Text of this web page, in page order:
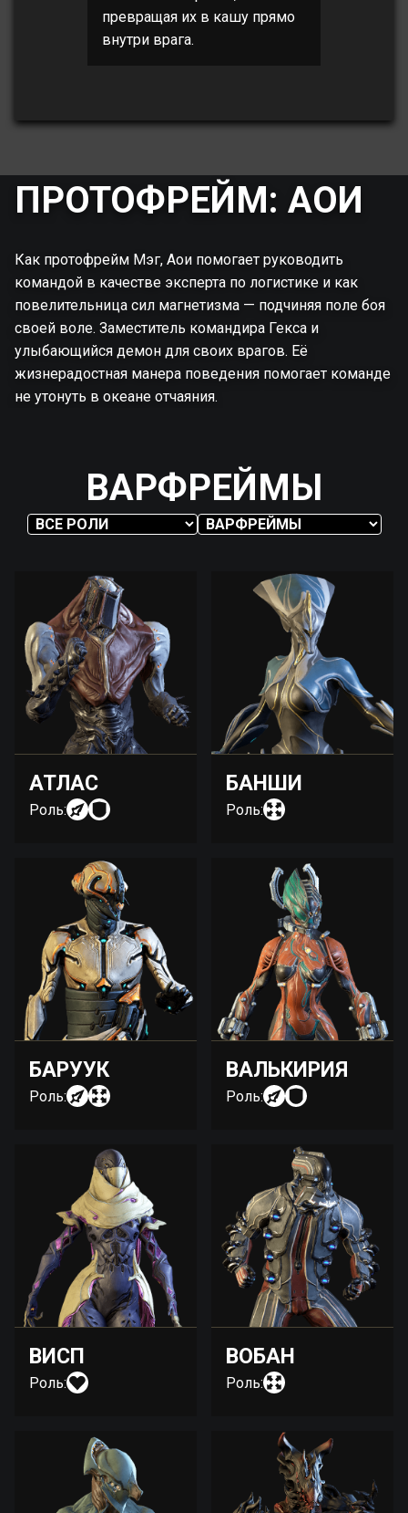
превращая их в кашу прямо
внутри врага.
ПРОТОФРЕЙМ: АОИ
Как протофрейм Мэг, Аои помогает руководить
командой в качестве эксперта по логистике и как
повелительница сил магнетизма — подчиняя поле боя
своей воле. Заместитель командира Гекса и
улыбающийся демон для своих врагов. Её
жизнерадостная манера поведения помогает команде
не утонуть в океане отчаяния.
ВАРФРЕЙМЫ
АТЛАС
Роль:
БАНШИ
Роль:
БАРУУК
Роль:
ВАЛЬКИРИЯ
Роль:
ВИСП
Роль:
ВОБАН
Роль: